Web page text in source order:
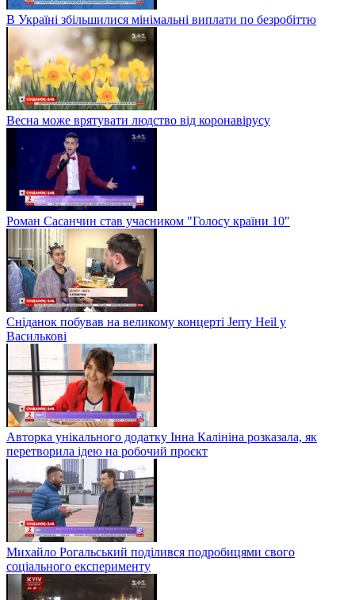
В Україні збільшилися мінімальні виплати по безробіттю
Весна може врятувати людство від коронавірусу
Роман Сасанчин став учасником "Голосу країни 10"
Сніданок побував на великому концерті Jerry Heil у
Василькові
Авторка унікального додатку Інна Калініна розказала, як
перетворила ідею на робочий проєкт
Михайло Рогальський поділився подробицями свого
соціального експерименту